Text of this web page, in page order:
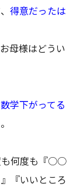
得意だったは
母様はどうい
学下がってる
も何度も『○○
『いいところ